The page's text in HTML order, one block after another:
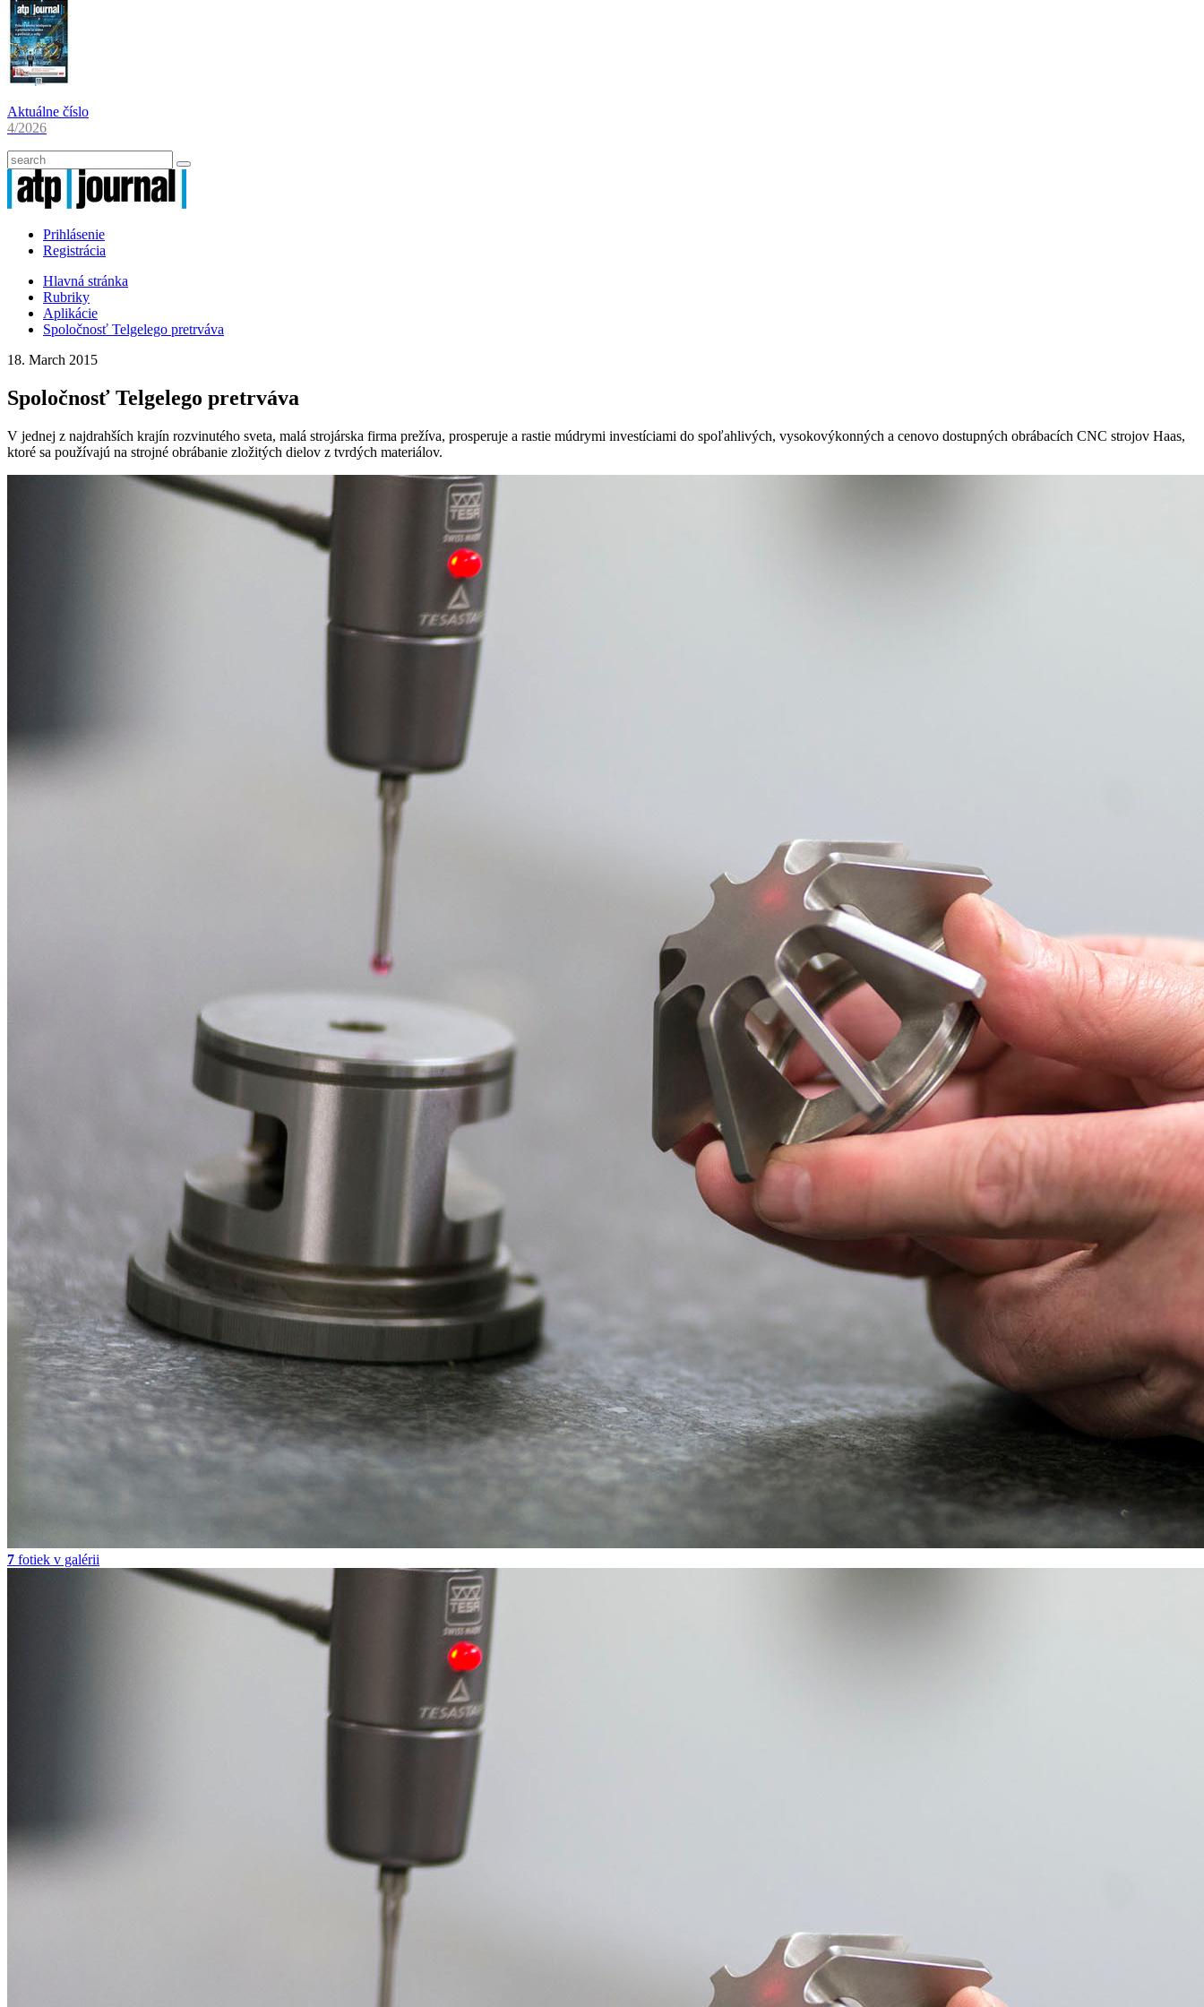
Aktuálne číslo
4/2026
Prihlásenie
Registrácia
Hlavná stránka
Rubriky
Aplikácie
Spoločnosť Telgelego pretrváva
18. March 2015
Spoločnosť Telgelego pretrváva
V jednej z najdrahších krajín rozvinutého sveta, malá strojárska firma prežíva, prosperuje a rastie múdrymi investíciami do spoľahlivých, vysokovýkonných a cenovo dostupných obrábacích CNC strojov Haas,
ktoré sa používajú na strojné obrábanie zložitých dielov z tvrdých materiálov.
7 fotiek v galérii